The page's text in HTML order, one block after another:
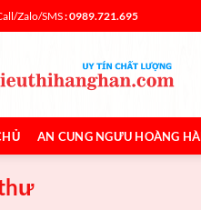
Zalo/SMS: 0989.721.695
AN CUNG NGƯU HOÀNG